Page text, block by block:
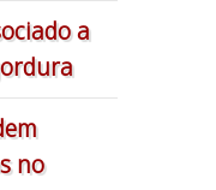
a
no